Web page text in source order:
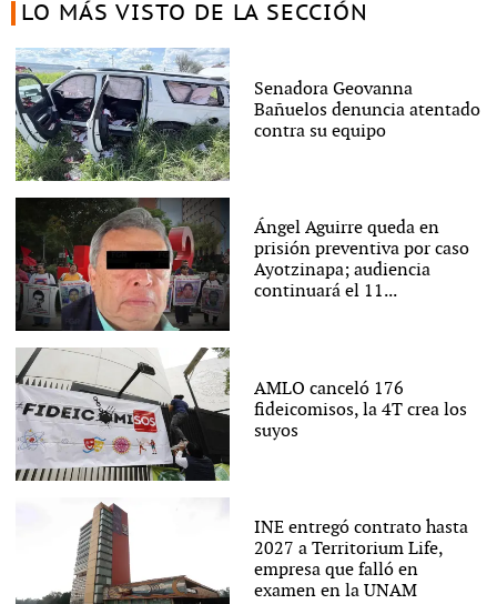
LO MÁS VISTO DE LA SECCIÓN
Senadora Geovanna
Bañuelos denuncia atentado
contra su equipo
Ángel Aguirre queda en
prisión preventiva por caso
Ayotzinapa; audiencia
continuará el 11...
AMLO canceló 176
fideicomisos, la 4T crea los
suyos
INE entregó contrato hasta
2027 a Territorium Life,
empresa que falló en
examen en la UNAM